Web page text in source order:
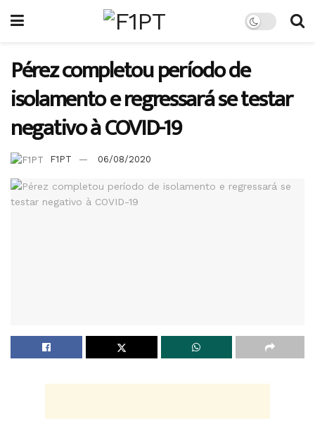
Pérez completou período de
isolamento e regressará se testar
negativo à COVID-19
F1PT 06/08/2020